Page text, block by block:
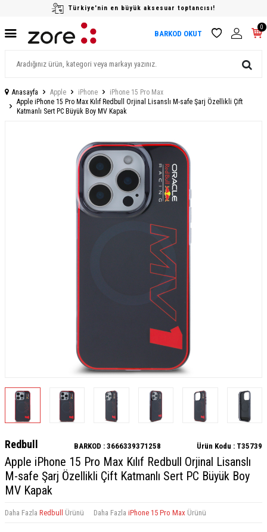
Türkiye'nin en büyük aksesuar toptancısı!
BARKOD OKUT
0
Anasayfa Apple iPhone
iPhone 15 Pro Max
Apple iPhone 15 Pro Max Kılıf Redbull Orjinal Lisanslı M-safe Şarj Özellikli Çift
Katmanlı Sert PC Büyük Boy MV Kapak
Redbull BARKOD : 3666339371258 Ürün Kodu : T35739
Apple iPhone 15 Pro Max Kılıf Redbull Orjinal Lisanslı
M-safe Şarj Özellikli Çift Katmanlı Sert PC Büyük Boy
MV Kapak
Daha Fazla Redbull Ürünü Daha Fazla iPhone 15 Pro Max Ürünü